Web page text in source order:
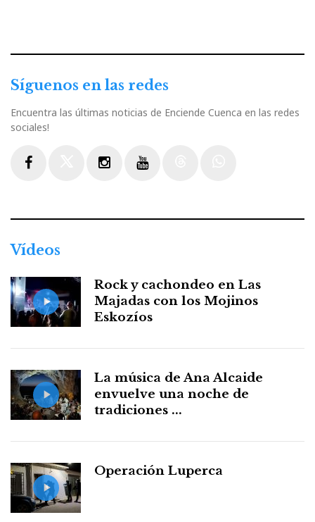
Síguenos en las redes
Encuentra las últimas noticias de Enciende Cuenca en las redes
sociales!
Vídeos
Rock y cachondeo en Las
Majadas con los Mojinos
Eskozíos
La música de Ana Alcaide
envuelve una noche de
tradiciones ...
Operación Luperca